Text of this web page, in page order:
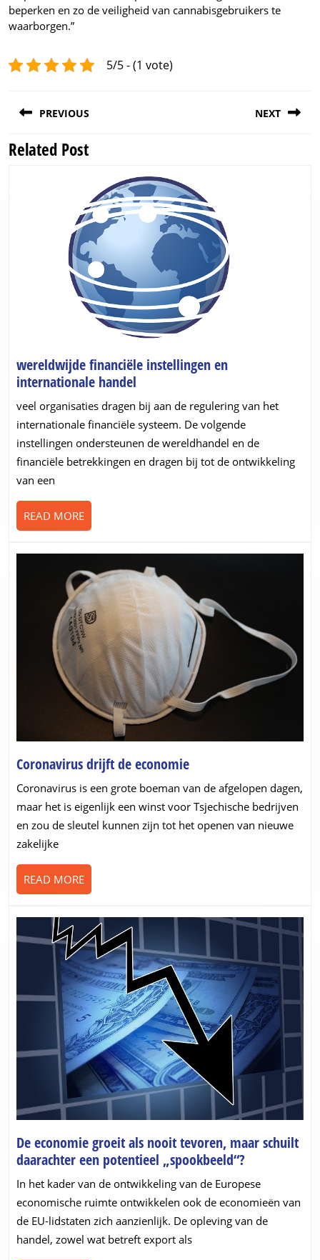
beperken en zo de veiligheid van cannabisgebruikers te
waarborgen.”
5/5 - (1 vote)
navigation
PREVIOUS
Previous
NEXT
Related Post
wereldwijde financiële instellingen en
internationale handel
financiële
instellingen
en
internationale
handel
veel organisaties dragen bij aan de regulering van het
internationale financiële systeem. De volgende
instellingen ondersteunen de wereldhandel en de
financiële betrekkingen en dragen bij tot de ontwikkeling
van een
READ MOREREAD
MORE
Coronavirus drijft de economieCoronavirus
drijft
de
economie
Coronavirus is een grote boeman van de afgelopen dagen,
maar het is eigenlijk een winst voor Tsjechische bedrijven
en zou de sleutel kunnen zijn tot het openen van nieuwe
zakelijke
READ MOREREAD
MORE
De economie groeit als nooit tevoren, maar schuilt
daarachter een potentieel „spookbeeld“?
groeit
als
nooit
In het kader van de ontwikkeling van de Europese
economische ruimte ontwikkelen ook de economieën van
de EU-lidstaten zich aanzienlijk. De opleving van de
handel, zowel wat betreft export als